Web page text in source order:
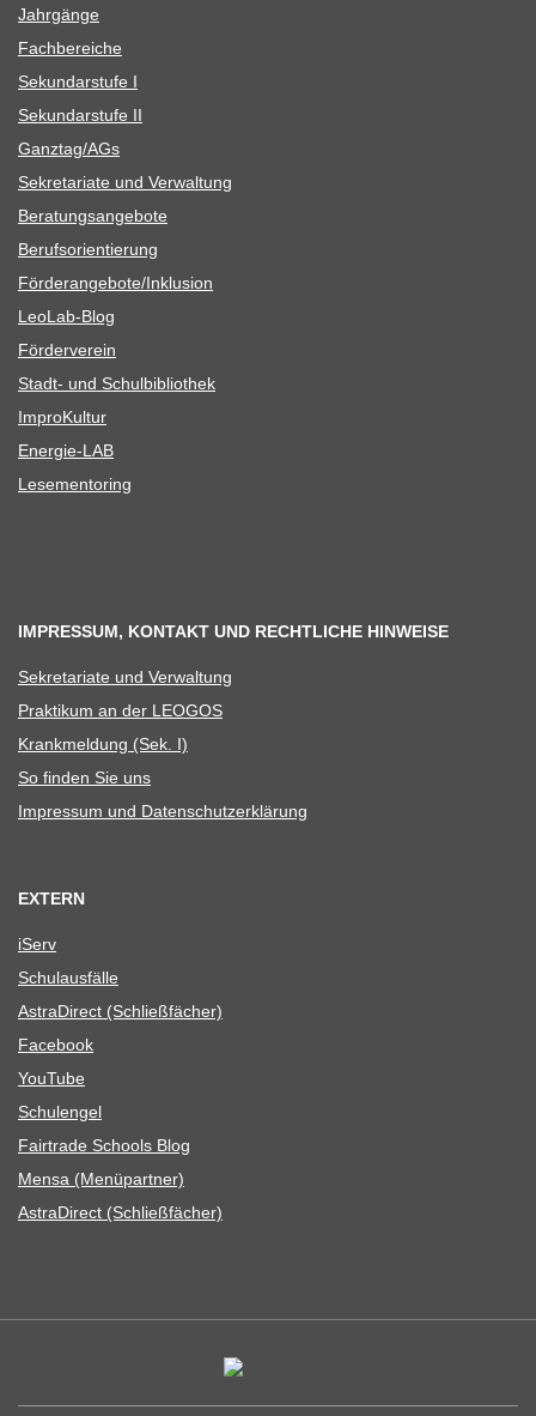
Jahr­gänge
Fach­be­rei­che
Sekun­dar­stufe I
Sekun­dar­stufe II
Ganztag/​​AGs
Sekre­ta­riate und Verwaltung
Bera­tungs­an­ge­bote
Berufs­ori­en­tie­rung
Förderangebote/​​Inklusion
Leo­Lab-Blog
För­der­ver­ein
Stadt- und Schulbibliothek
Impro­Kul­tur
Ener­­gie-LAB
Lese­men­to­ring
IMPRESSUM, KONTAKT UND RECHTLICHE HINWEISE
Sekre­ta­riate und Verwaltung
Prak­ti­kum an der LEOGOS
Krank­mel­dung (Sek. I)
So fin­den Sie uns
Impres­sum und Datenschutzerklärung
EXTERN
iServ
Schul­aus­fälle
Astra­Di­rect (Schließ­fä­cher)
Face­book
You­Tube
Schul­en­gel
Fair­trade Schools Blog
Mensa (Menü­part­ner)
Astra­Di­rect (Schließ­fä­cher)